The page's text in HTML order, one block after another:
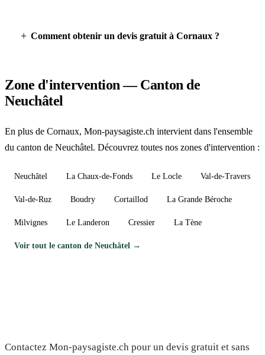
Comment obtenir un devis gratuit à Cornaux ?
Zone d'intervention — Canton de
Neuchâtel
En plus de Cornaux, Mon-paysagiste.ch intervient dans l'ensemble
du canton de Neuchâtel. Découvrez toutes nos zones d'intervention :
Neuchâtel La Chaux-de-Fonds Le Locle Val-de-Travers
Val-de-Ruz Boudry Cortaillod La Grande Béroche
Milvignes Le Landeron Cressier La Tène
Voir tout le canton de Neuchâtel →
Contactez Mon-paysagiste.ch pour un devis gratuit et sans